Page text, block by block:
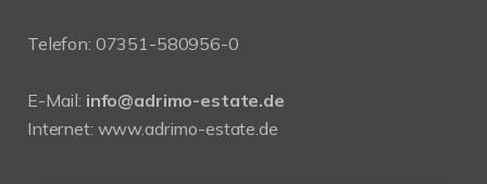
Telefon: 07351-580956-0
E-Mail: info@adrimo-estate.de
Internet: www.adrimo-estate.de